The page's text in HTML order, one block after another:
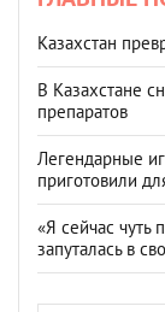
Казахстан
В Казахстане
препаратов
Легендарные
приготовили
«Я сейчас чуть
запуталась в